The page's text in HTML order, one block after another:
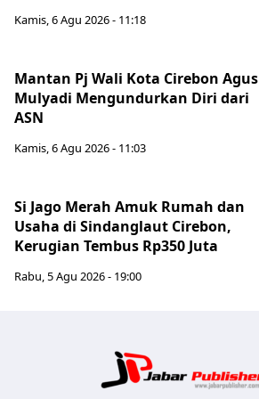
Kamis, 6 Agu 2026 - 11:18
Mantan Pj Wali Kota Cirebon Agus
Mulyadi Mengundurkan Diri dari
ASN
Kamis, 6 Agu 2026 - 11:03
Si Jago Merah Amuk Rumah dan
Usaha di Sindanglaut Cirebon,
Kerugian Tembus Rp350 Juta
Rabu, 5 Agu 2026 - 19:00